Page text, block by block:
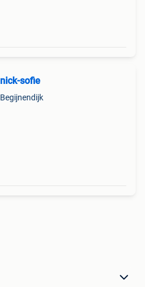
nick-sofie
Begijnendijk